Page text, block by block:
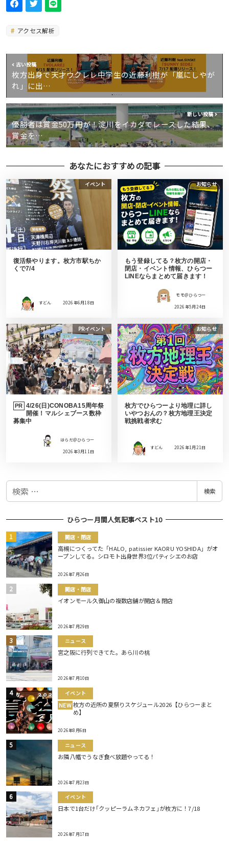
アクセス解析
古い投稿
枚方出身で天才ウクレレ中学生の近藤利樹が「嵐にしやが
れ」に出…
新しい投稿
優勝者は賞金50万円が！淀川をイカダでレースした結果、
賞金を…
あなたにおすすめの記事
イベント
復活祭やります。枚方市駅ちか
くで7/4
すどん 2026年6月18日
お知らせ
もう登録してる？枚方の開店・
閉店・イベント情報、ひらつー
LINEならまとめて届きます！
モモ＠ひらつー
2026年5月24日
PRイベント
PR 4/26(日)CONOBA15周年祭
開催！マルシェブース数枠
募集中
はらだ＠ひらつー
2026年3月11日
お知らせ
枚方でひらつーより地理に詳し
いやつおんの？枚方地理王決定
戦挑戦者求む
すどん 2026年1月21日
検
検索
ひらつー月間人気記事ベスト10
開店・閉店
高槻につくってた「HALO, patissier KAORU YOSHIDA」がオ
ープンしてる。シロモト出身世界3位パティシエのお店
2026年7月26日
開店・閉店
イオンモール久御山の複数店舗が開店＆閉店
2026年7月29日
ニュース
宮之阪に行列できてた。あら川の桃
2026年7月10日
イベント
NEW 枚方の近所の夏祭りスケジュール2026【ひらつーまと
め】
2026年8月6日
ニュース
お隣八幡でうなぎ食べ放題やってる！
2026年7月23日
イベント
日本で1台だけ｢クッピーラムネカフェ｣が枚方に！7/18
2026年7月17日